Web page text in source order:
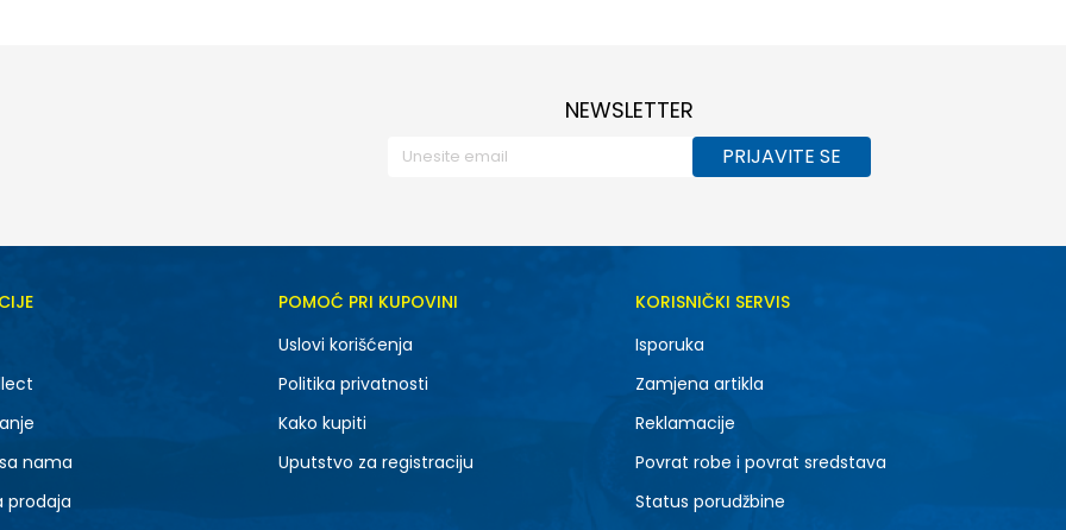
NEWSLETTER
PRIJAVITE SE
nama
prodaja
POMOĆ PRI KUPOVINI
Uslovi korišćenja
Politika privatnosti
Kako kupiti
Uputstvo za registraciju
KORISNIČKI SERVIS
Isporuka
Zamjena artikla
Reklamacije
Povrat robe i povrat sredstava
Status porudžbine